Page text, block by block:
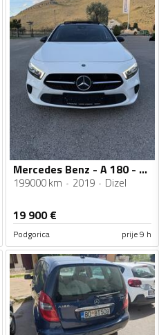
Mercedes Benz - A 180 - Dizel
199000 km 2019 Dizel
19 900€
Podgorica prije 9 h